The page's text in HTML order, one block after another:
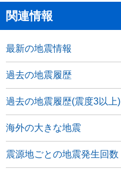
関連情報
最新の地震情報
過去の地震履歴
過去の地震履歴(震度3以上)
海外の大きな地震
震源地ごとの地震発生回数